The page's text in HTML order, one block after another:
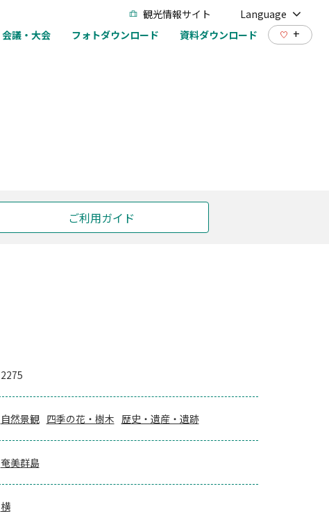
観光情報サイト
Language
会議・大会 フォトダウンロード 資料ダウンロード +
ご利用ガイド
2275
自然景観 四季の花・樹木 歴史・遺産・遺跡
奄美群島
横